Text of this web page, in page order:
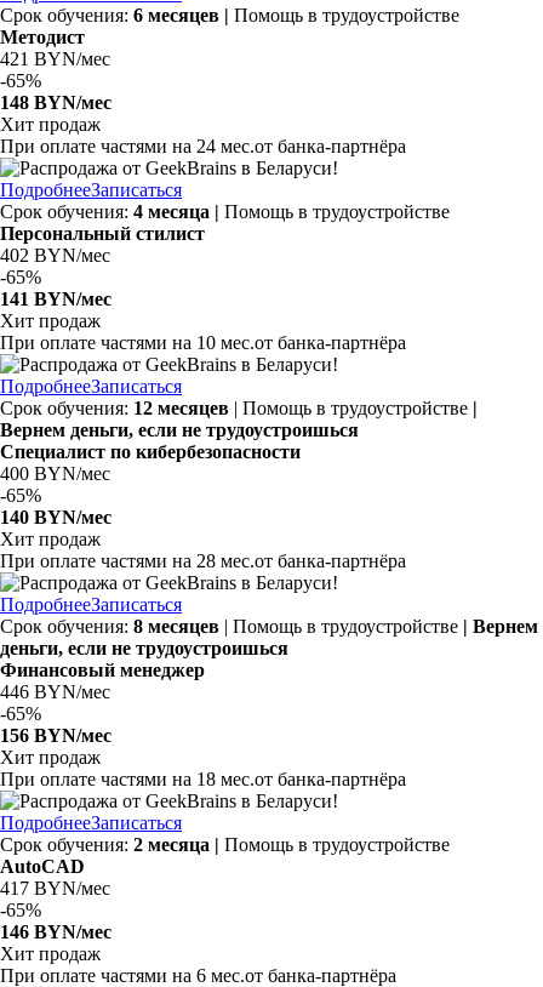
Срок обучения: 6 месяцев | Помощь в трудоустройстве
Методист
421 BYN/мес
-65%
148 BYN/мес
Хит продаж
При оплате частями на 24 мес.от банка-партнёра
ПодробнееЗаписаться
Срок обучения: 4 месяца | Помощь в трудоустройстве
Персональный стилист
402 BYN/мес
-65%
141 BYN/мес
Хит продаж
При оплате частями на 10 мес.от банка-партнёра
ПодробнееЗаписаться
Срок обучения: 12 месяцев | Помощь в трудоустройстве |
Вернем деньги, если не трудоустроишься
Специалист по кибербезопасности
400 BYN/мес
-65%
140 BYN/мес
Хит продаж
При оплате частями на 28 мес.от банка-партнёра
ПодробнееЗаписаться
Срок обучения: 8 месяцев | Помощь в трудоустройстве | Вернем
деньги, если не трудоустроишься
Финансовый менеджер
446 BYN/мес
-65%
156 BYN/мес
Хит продаж
При оплате частями на 18 мес.от банка-партнёра
ПодробнееЗаписаться
Срок обучения: 2 месяца | Помощь в трудоустройстве
AutoCAD
417 BYN/мес
-65%
146 BYN/мес
Хит продаж
При оплате частями на 6 мес.от банка-партнёра